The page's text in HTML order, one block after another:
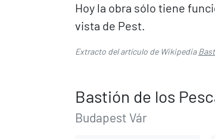
Hoy la obra sólo tiene
vista de Pest.
Extracto del artículo de Wikipedia
Bastión de los
Budapest Vár